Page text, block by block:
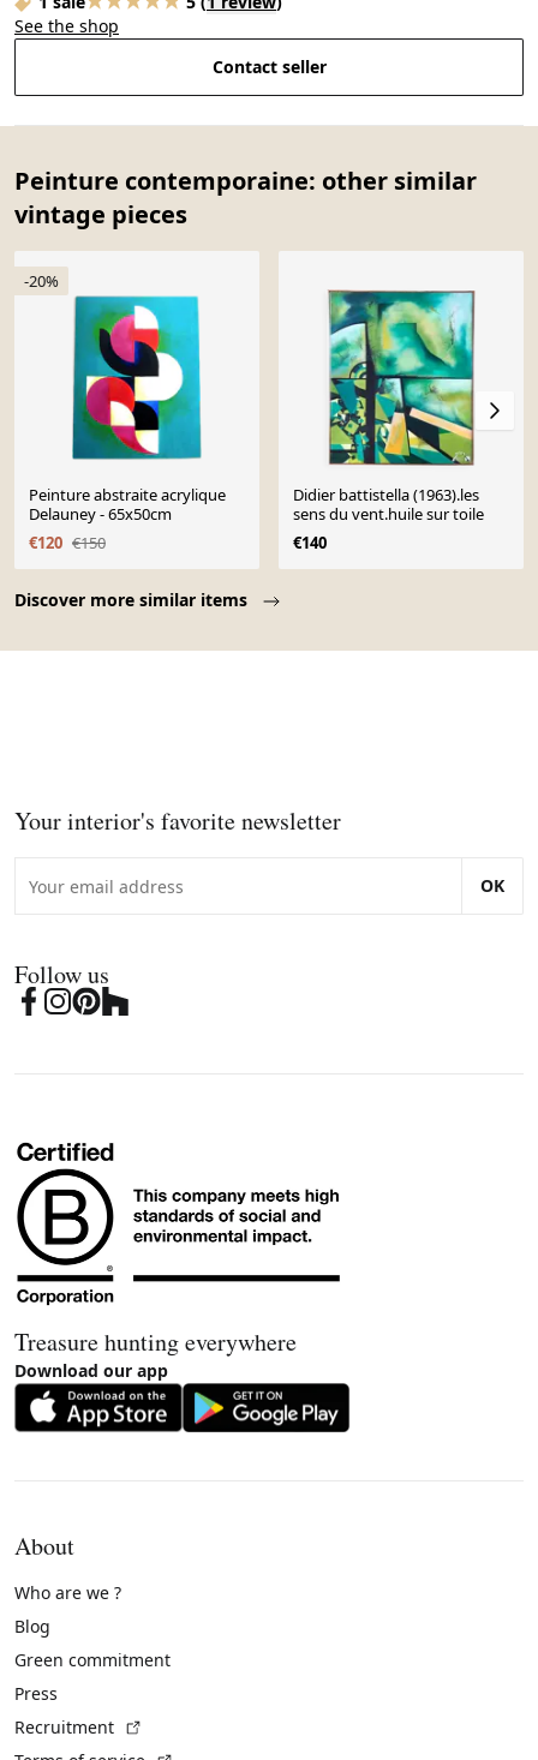
See the shop
Contact seller
Peinture contemporaine: other similar
vintage pieces
Discover more similar items
-20%
Peinture abstraite acrylique
Delauney - 65x50cm
€120 €150
Didier battistella (1963).les
sens du vent.huile sur toile
€140
Your interior's favorite newsletter
OK
Follow us
Treasure hunting everywhere
Download our app
About
Who are we ?
Blog
Green commitment
Press
Recruitment